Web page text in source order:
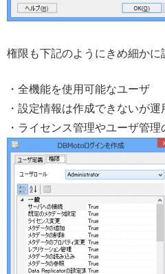
権限も下記のようにきめ細かに
・全機能を使用可能なユーザ
・設定情報は作成できないが
・ライセンス管理やユーザ管